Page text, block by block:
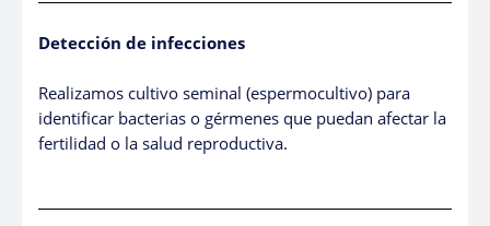
Detección de infecciones
Realizamos cultivo seminal (espermocultivo) para
identificar bacterias o gérmenes que puedan afectar la
fertilidad o la salud reproductiva.